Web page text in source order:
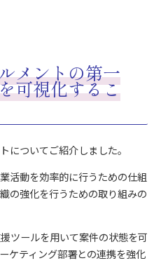
メントの第一
可視化するこ
についてご紹介しました。
活動を効率的に行うための仕組
の強化を行うための取り組みの
ツールを用いて案件の状態を可
ケティング部署との連携を強化